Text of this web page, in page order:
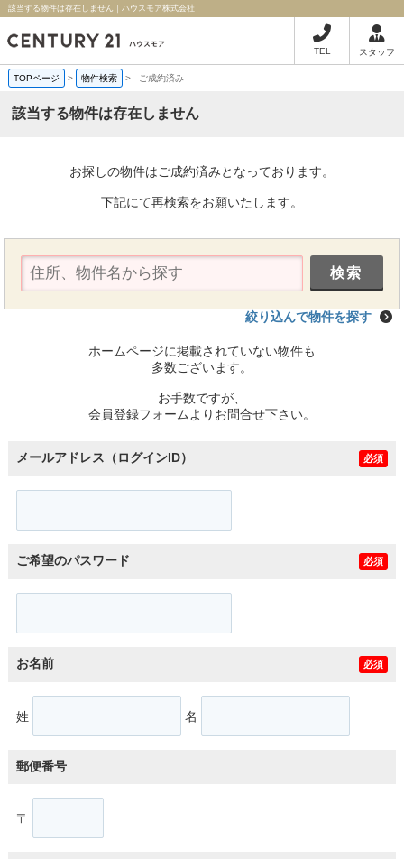
該当する物件は存在しません｜ハウスモア株式会社
TEL スタッフ
TOPページ > 物件検索 >- ご成約済み
該当する物件は存在しません
お探しの物件はご成約済みとなっております。
下記にて再検索をお願いたします。
絞り込んで物件を探す
ホームページに掲載されていない物件も
多数ございます。
お手数ですが、
会員登録フォームよりお問合せ下さい。
メールアドレス（ログインID） 必須
ご希望のパスワード 必須
お名前 必須
姓 名
郵便番号
〒